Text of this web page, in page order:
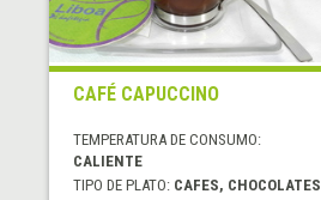
CAFÉ CAPUCCINO
TEMPERATURA DE CONSUMO:
CALIENTE
TIPO DE PLATO: CAFES, CHOCOLATES